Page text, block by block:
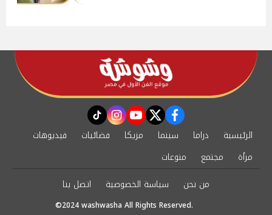
facebook
twitter
youtube
instagram
tiktok
الرئيسية دراما سينما مزيكا فضائيات
فيديوهات
مرأة
مجتمع
منوعات
من نحن
سياسة الخصوصية اتصل بنا
©2024 washwasha All Rights Reserved.